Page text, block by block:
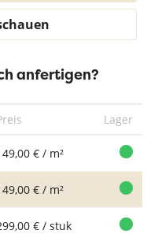
anfertigen?
Lager
€ / m²
€ / m²
€ / stuk